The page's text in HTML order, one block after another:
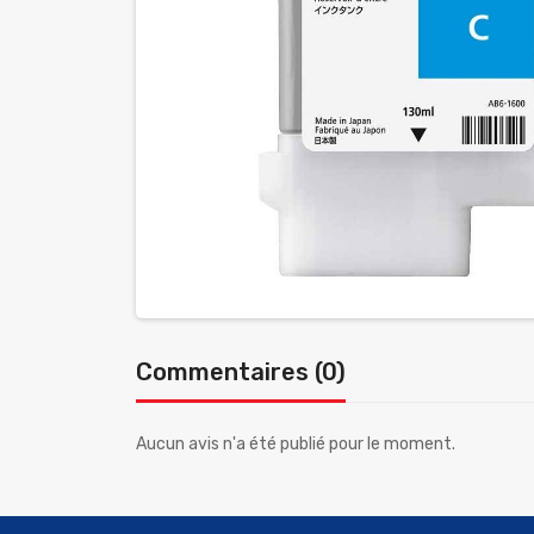
Commentaires (0)
Aucun avis n'a été publié pour le moment.